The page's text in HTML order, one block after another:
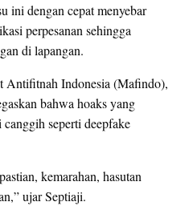
ini dengan cepat menyebar
perpesanan sehingga
di lapangan.
Antifitnah Indonesia (Mafindo),
bahwa hoaks yang
seperti deepfake
kemarahan, hasutan
ujar Septiaji.